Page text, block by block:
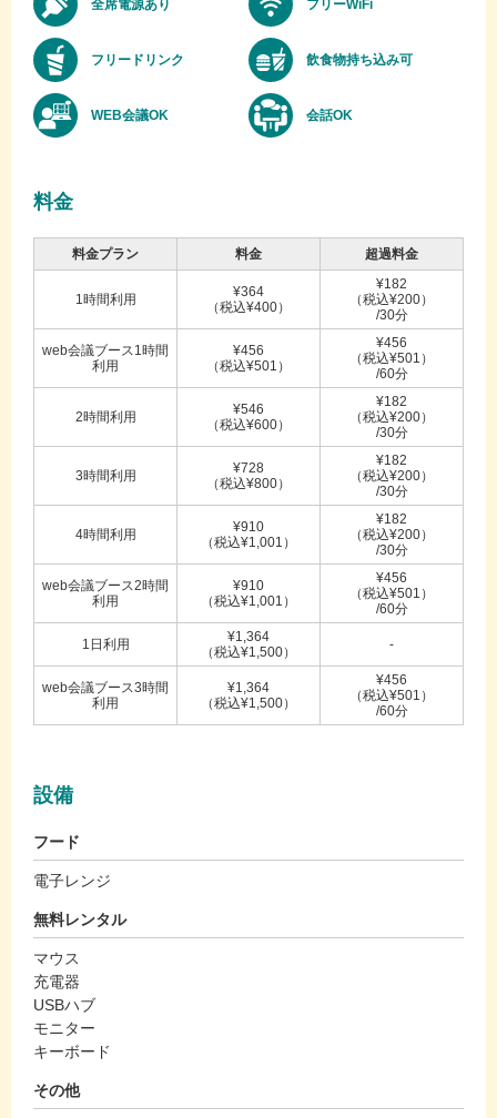
全席電源あり フリーWiFi
フリードリンク 飲食物持ち込み可
WEB会議OK 会話OK
料金
料金プラン 料金 超過料金
1時間利用
¥364
（税込¥400）
¥182
（税込¥200）
/30分
web会議ブース1時間
利用
¥456
（税込¥501）
¥456
（税込¥501）
/60分
2時間利用
¥546
（税込¥600）
¥182
（税込¥200）
/30分
3時間利用
¥728
（税込¥800）
¥182
（税込¥200）
/30分
4時間利用
¥910
（税込¥1,001）
¥182
（税込¥200）
/30分
web会議ブース2時間
利用
¥910
（税込¥1,001）
¥456
（税込¥501）
/60分
1日利用
¥1,364
（税込¥1,500）
-
web会議ブース3時間
利用
¥1,364
（税込¥1,500）
¥456
（税込¥501）
/60分
設備
フード
電子レンジ
無料レンタル
マウス
充電器
USBハブ
モニター
キーボード
その他